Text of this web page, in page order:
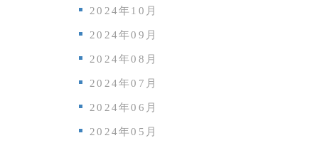
2024年10月
2024年09月
2024年08月
2024年07月
2024年06月
2024年05月